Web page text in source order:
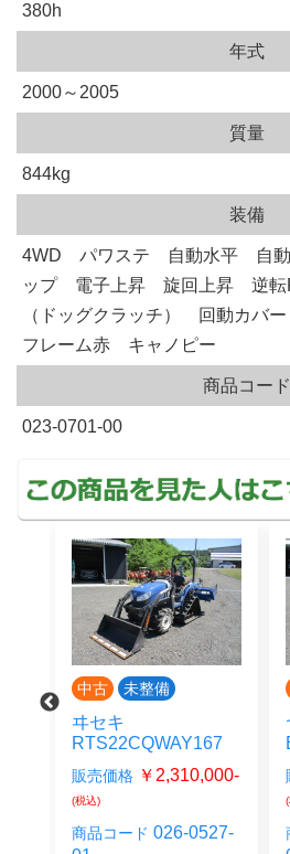
380h
年式
2000～2005
質量
844kg
装備
4WD パワステ 自動水平 自
ップ 電子上昇 旋回上昇 逆転
（ドッグクラッチ） 回動カバ
フレーム赤 キャノピー
商品コード
023-0701-00
0527-
中古
EG118VURA140
販売価格 ￥
商品コード026-